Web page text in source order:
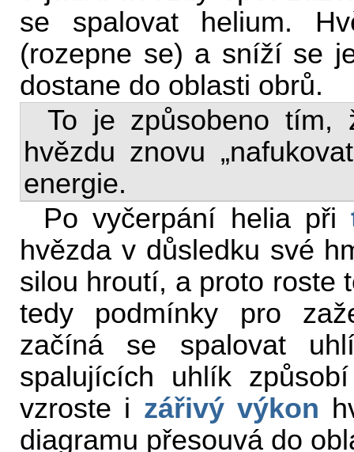
se spalovat helium.
(rozepne se) a sníží se
dostane do oblasti obrů.
To je způsobeno tím,
hvězdu znovu
energie.
Po vyčerpání helia při
hvězda v důsledku své
silou hroutí, a proto roste
tedy podmínky pro
začíná se spalovat
spalujících uhlík
vzroste i zářivý výkon
diagramu přesouvá do